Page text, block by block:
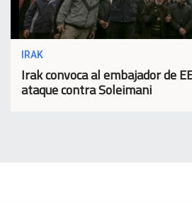
IRAK
Irak convoca al embajador de
ataque contra Soleimani